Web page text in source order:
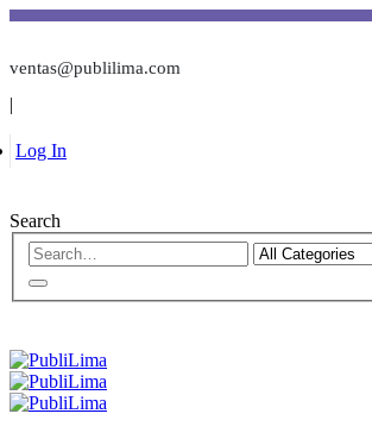
ventas@publilima.com
|
Log In
Search